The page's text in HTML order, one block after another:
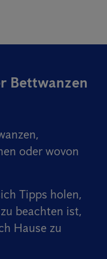
Bettwanzen
oder wovon
Tipps holen,
beachten ist,
Hause zu